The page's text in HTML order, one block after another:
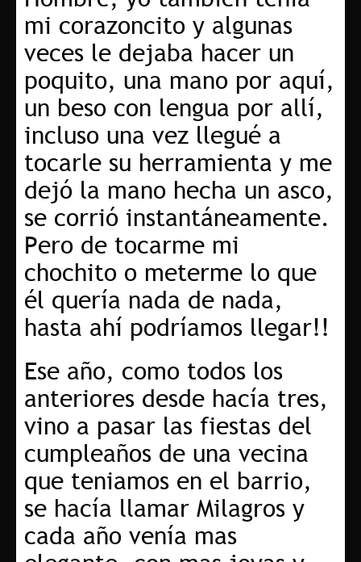
mi corazoncito y algunas
veces le dejaba hacer un
poquito, una mano por aquí,
un beso con lengua por allí,
incluso una vez llegué a
tocarle su herramienta y me
dejó la mano hecha un asco,
se corrió instantáneamente.
Pero de tocarme mi
chochito o meterme lo que
él quería nada de nada,
hasta ahí podríamos llegar!!
Ese año, como todos los
anteriores desde hacía tres,
vino a pasar las fiestas del
cumpleaños de una vecina
que teniamos en el barrio,
se hacía llamar Milagros y
cada año venía mas